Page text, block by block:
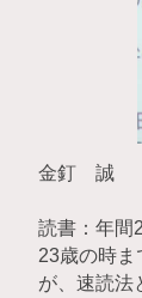
金釘 誠
読書：年間
23歳の時
が、速読法